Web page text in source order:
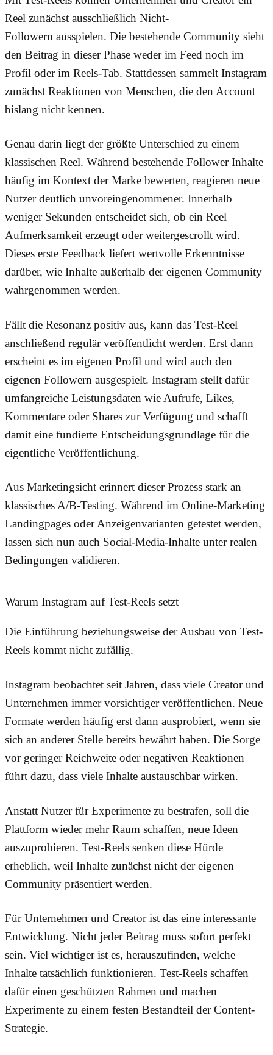
Reel zunächst ausschließlich Nicht-
Followern ausspielen. Die bestehende Community sieht
den Beitrag in dieser Phase weder im Feed noch im
Profil oder im Reels-Tab. Stattdessen sammelt Instagram
zunächst Reaktionen von Menschen, die den Account
bislang nicht kennen.
Genau darin liegt der größte Unterschied zu einem
klassischen Reel. Während bestehende Follower Inhalte
häufig im Kontext der Marke bewerten, reagieren neue
Nutzer deutlich unvoreingenommener. Innerhalb
weniger Sekunden entscheidet sich, ob ein Reel
Aufmerksamkeit erzeugt oder weitergescrollt wird.
Dieses erste Feedback liefert wertvolle Erkenntnisse
darüber, wie Inhalte außerhalb der eigenen Community
wahrgenommen werden.
Fällt die Resonanz positiv aus, kann das Test-Reel
anschließend regulär veröffentlicht werden. Erst dann
erscheint es im eigenen Profil und wird auch den
eigenen Followern ausgespielt. Instagram stellt dafür
umfangreiche Leistungsdaten wie Aufrufe, Likes,
Kommentare oder Shares zur Verfügung und schafft
damit eine fundierte Entscheidungsgrundlage für die
eigentliche Veröffentlichung.
Aus Marketingsicht erinnert dieser Prozess stark an
klassisches A/B-Testing. Während im Online-Marketing
Landingpages oder Anzeigenvarianten getestet werden,
lassen sich nun auch Social-Media-Inhalte unter realen
Bedingungen validieren.
Warum Instagram auf Test-Reels setzt
Die Einführung beziehungsweise der Ausbau von Test-
Reels kommt nicht zufällig.
Instagram beobachtet seit Jahren, dass viele Creator und
Unternehmen immer vorsichtiger veröffentlichen. Neue
Formate werden häufig erst dann ausprobiert, wenn sie
sich an anderer Stelle bereits bewährt haben. Die Sorge
vor geringer Reichweite oder negativen Reaktionen
führt dazu, dass viele Inhalte austauschbar wirken.
Anstatt Nutzer für Experimente zu bestrafen, soll die
Plattform wieder mehr Raum schaffen, neue Ideen
auszuprobieren. Test-Reels senken diese Hürde
erheblich, weil Inhalte zunächst nicht der eigenen
Community präsentiert werden.
Für Unternehmen und Creator ist das eine interessante
Entwicklung. Nicht jeder Beitrag muss sofort perfekt
sein. Viel wichtiger ist es, herauszufinden, welche
Inhalte tatsächlich funktionieren. Test-Reels schaffen
dafür einen geschützten Rahmen und machen
Experimente zu einem festen Bestandteil der Content-
Strategie.